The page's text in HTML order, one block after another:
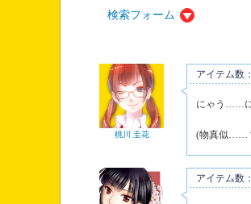
検索フォーム
桃川 圭花
アイテム数
にゃう……
(物真似……
アイテム数